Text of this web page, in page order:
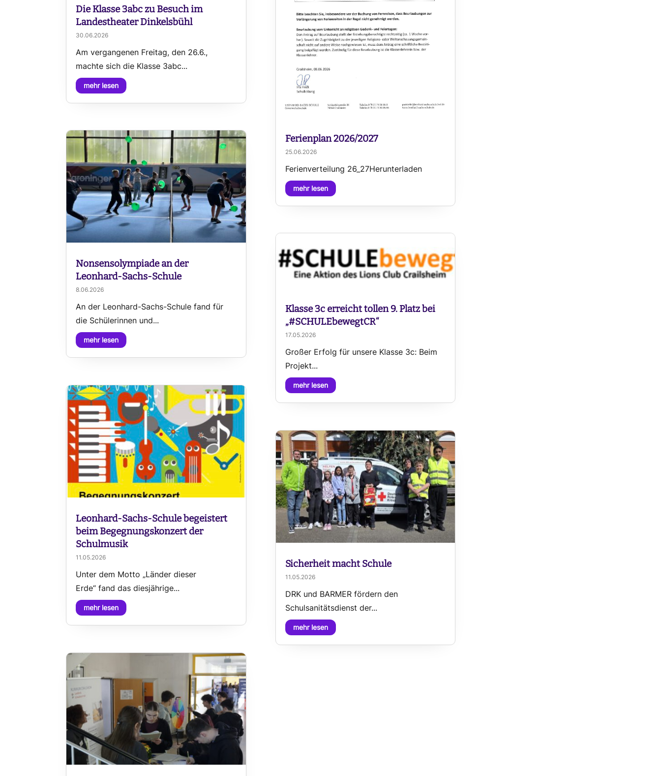
Die Klasse 3abc zu Besuch im
Landestheater Dinkelsbühl
30.06.2026
Am vergangenen Freitag, den 26.6.,
machte sich die Klasse 3abc...
mehr lesen
Nonsensolympiade an der
Leonhard-Sachs-Schule
8.06.2026
An der Leonhard-Sachs-Schule fand für
die Schülerinnen und...
mehr lesen
Leonhard-Sachs-Schule begeistert
beim Begegnungskonzert der
Schulmusik
11.05.2026
Unter dem Motto „Länder dieser
Erde“ fand das diesjährige...
mehr lesen
Ferienplan 2026/2027
25.06.2026
Ferienverteilung 26_27Herunterladen
mehr lesen
Klasse 3c erreicht tollen 9. Platz bei
„#SCHULEbewegtCR“
17.05.2026
Großer Erfolg für unsere Klasse 3c: Beim
Projekt...
mehr lesen
Sicherheit macht Schule
11.05.2026
DRK und BARMER fördern den
Schulsanitätsdienst der...
mehr lesen